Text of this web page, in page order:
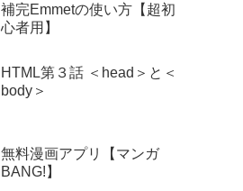
補完Emmetの使い方【超初
心者用】
HTML第３話 ＜head＞と＜
body＞
無料漫画アプリ【マンガ
BANG!】